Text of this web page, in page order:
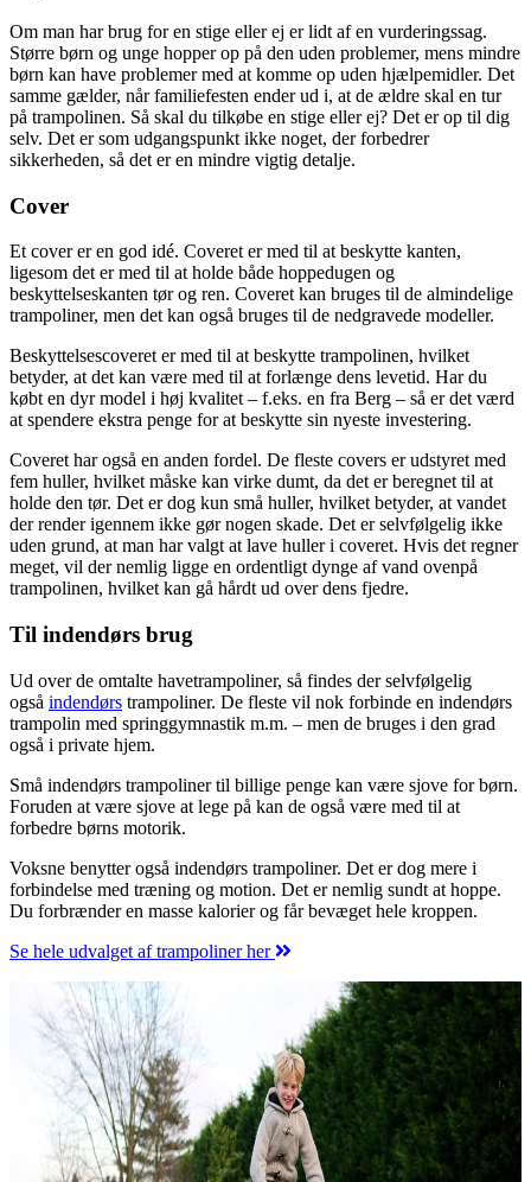
Om man har brug for en stige eller ej er lidt af en vurderingssag.
Større børn og unge hopper op på den uden problemer, mens mindre
børn kan have problemer med at komme op uden hjælpemidler. Det
samme gælder, når familiefesten ender ud i, at de ældre skal en tur
på trampolinen. Så skal du tilkøbe en stige eller ej? Det er op til dig
selv. Det er som udgangspunkt ikke noget, der forbedrer
sikkerheden, så det er en mindre vigtig detalje.
Cover
Et cover er en god idé. Coveret er med til at beskytte kanten,
ligesom det er med til at holde både hoppedugen og
beskyttelseskanten tør og ren. Coveret kan bruges til de almindelige
trampoliner, men det kan også bruges til de nedgravede modeller.
Beskyttelsescoveret er med til at beskytte trampolinen, hvilket
betyder, at det kan være med til at forlænge dens levetid. Har du
købt en dyr model i høj kvalitet – f.eks. en fra Berg – så er det værd
at spendere ekstra penge for at beskytte sin nyeste investering.
Coveret har også en anden fordel. De fleste covers er udstyret med
fem huller, hvilket måske kan virke dumt, da det er beregnet til at
holde den tør. Det er dog kun små huller, hvilket betyder, at vandet
der render igennem ikke gør nogen skade. Det er selvfølgelig ikke
uden grund, at man har valgt at lave huller i coveret. Hvis det regner
meget, vil der nemlig ligge en ordentligt dynge af vand ovenpå
trampolinen, hvilket kan gå hårdt ud over dens fjedre.
Til indendørs brug
Ud over de omtalte havetrampoliner, så findes der selvfølgelig
også indendørs trampoliner. De fleste vil nok forbinde en indendørs
trampolin med springgymnastik m.m. – men de bruges i den grad
også i private hjem.
Små indendørs trampoliner til billige penge kan være sjove for børn.
Foruden at være sjove at lege på kan de også være med til at
forbedre børns motorik.
Voksne benytter også indendørs trampoliner. Det er dog mere i
forbindelse med træning og motion. Det er nemlig sundt at hoppe.
Du forbrænder en masse kalorier og får bevæget hele kroppen.
Se hele udvalget af trampoliner her